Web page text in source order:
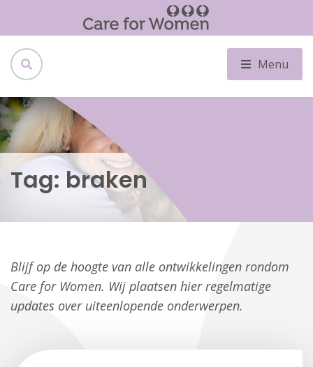
Menu
Tag: braken
Blijf op de hoogte van alle ontwikkelingen rondom
Care for Women. Wij plaatsen hier regelmatige
updates over uiteenlopende onderwerpen.